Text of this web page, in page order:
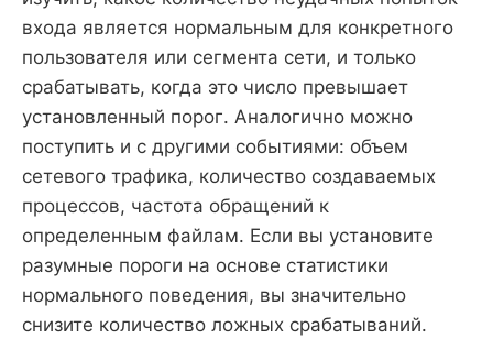
входа является нормальным для конкретного
пользователя или сегмента сети, и только
срабатывать, когда это число превышает
установленный порог. Аналогично можно
поступить и с другими событиями: объем
сетевого трафика, количество создаваемых
процессов, частота обращений к
определенным файлам. Если вы установите
разумные пороги на основе статистики
нормального поведения, вы значительно
снизите количество ложных срабатываний.